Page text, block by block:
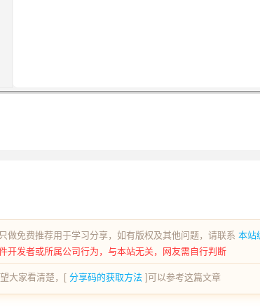
做免费推荐用于学习分享，如有版权及其他问题，请联系 本站
开发者或所属公司行为，与本站无关，网友需自行判断
大家看清楚，[ 分享码的获取方法 ]可以参考这篇文章